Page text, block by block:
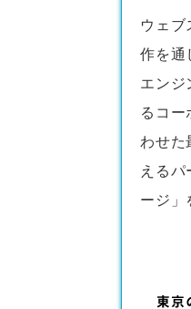
ウェブ
作を通
エンジ
るコー
わせた
える
ージ」